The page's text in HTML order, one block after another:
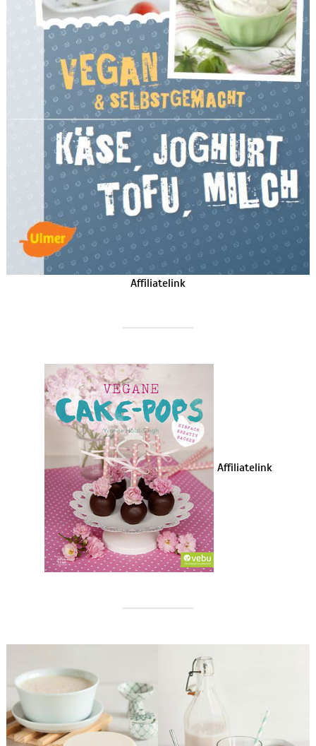
Affiliatelink
Affiliatelink